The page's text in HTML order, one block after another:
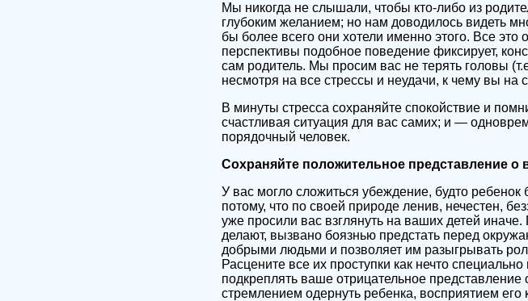
Мы никогда не слышали, чтобы кто-либо из
глубоким желанием; но нам доводилось видеть
бы более всего они хотели именно этого. Все это
перспективы подобное поведение фиксирует,
сам родитель. Мы просим вас не терять головы
несмотря на все стрессы и неудачи, к чему вы на
В минуты стресса сохраняйте спокойствие и
счастливая ситуация для вас самих; и —
порядочный человек.
Сохраняйте положительное представление о
У вас могло сложиться убеждение, будто ребенок
потому, что по своей природе ленив, нечестен,
уже просили вас взглянуть на ваших детей
делают, вызвано боязнью предстать перед
добрыми людьми и позволяет им разыгрывать
Расцените все их проступки как нечто
подкреплять ваше отрицательное
стремлением одернуть ребенка, восприятием его